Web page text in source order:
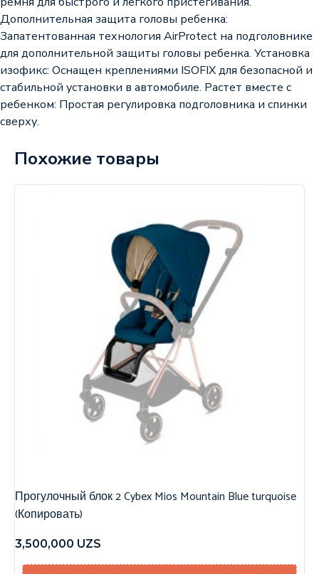
Дополнительная защита головы ребенка:
Запатентованная технология AirProtect на подголовнике
для дополнительной защиты головы ребенка. Установка
изофикс: Оснащен креплениями ISOFIX для безопасной и
стабильной установки в автомобиле. Растет вместе с
ребенком: Простая регулировка подголовника и спинки
сверху.
Похожие товары
Прогулочный блок 2 Cybex Mios Mountain Blue turquoise
(Копировать)
3,500,000 UZS